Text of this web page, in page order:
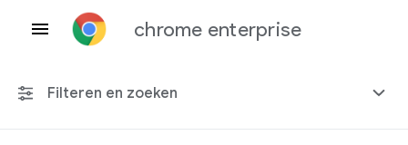
chrome enterprise
Filteren en zoeken